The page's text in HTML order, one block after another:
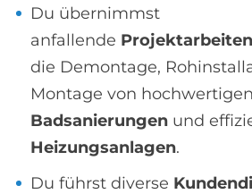
Du übernimmst
anfallende Projektarbeiten
die Demontage,
Montage von hochwertigen
Badsanierungen und
Heizungsanlagen.
Du führst diverse